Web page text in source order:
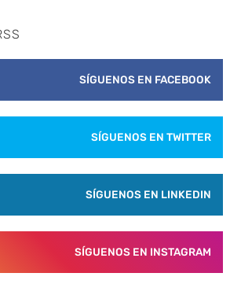
SÍGUENOS EN FACEBOOK
SÍGUENOS EN TWITTER
SÍGUENOS EN LINKEDIN
SÍGUENOS EN INSTAGRAM